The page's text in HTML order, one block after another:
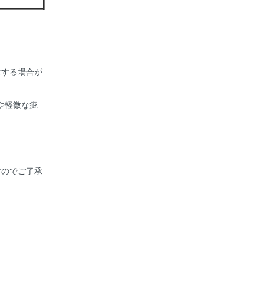
る場合が
軽微な疵
でご了承